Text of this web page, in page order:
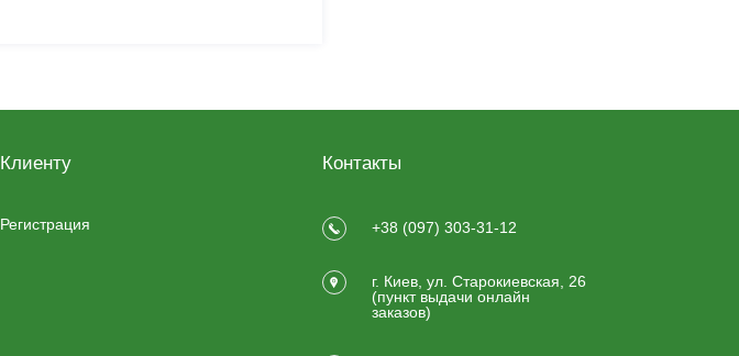
Клиенту
Регистрация
Контакты
+38 (097) 303-31-12
г. Киев, ул. Старокиевская, 26
(пункт выдачи онлайн
заказов)